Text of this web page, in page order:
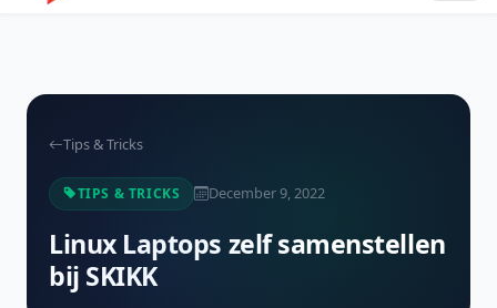
Tips & Tricks
TIPS & TRICKS December 9, 2022
Linux Laptops zelf samenstellen
bij SKIKK